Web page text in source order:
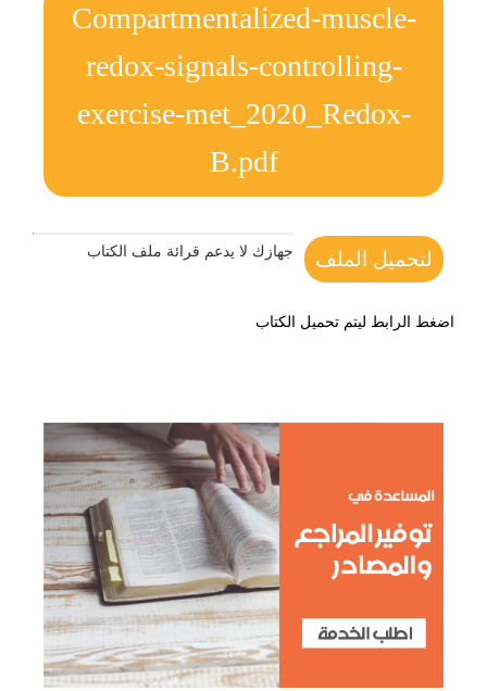
Compartmentalized-muscle-
redox-signals-controlling-
exercise-met_2020_Redox-
B.pdf
لتحميل الملف جهازك لا يدعم قرائة ملف الكتاب
اضغط الرابط ليتم تحميل الكتاب